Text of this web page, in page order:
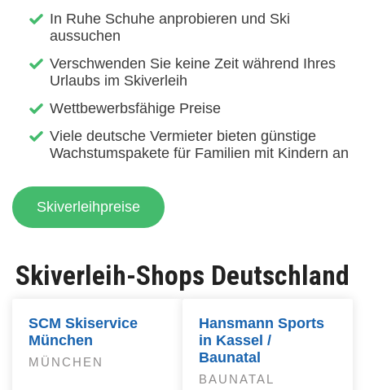
In Ruhe Schuhe anprobieren und Ski
aussuchen
Verschwenden Sie keine Zeit während Ihres
Urlaubs im Skiverleih
Wettbewerbsfähige Preise
Viele deutsche Vermieter bieten günstige
Wachstumspakete für Familien mit Kindern an
Skiverleihpreise
Skiverleih-Shops Deutschland
SCM Skiservice
München
MÜNCHEN
Hansmann Sports
in Kassel /
Baunatal
BAUNATAL